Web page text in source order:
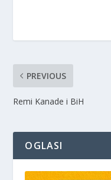
PREVIOUS
Remi Kanade i BiH
OGLASI